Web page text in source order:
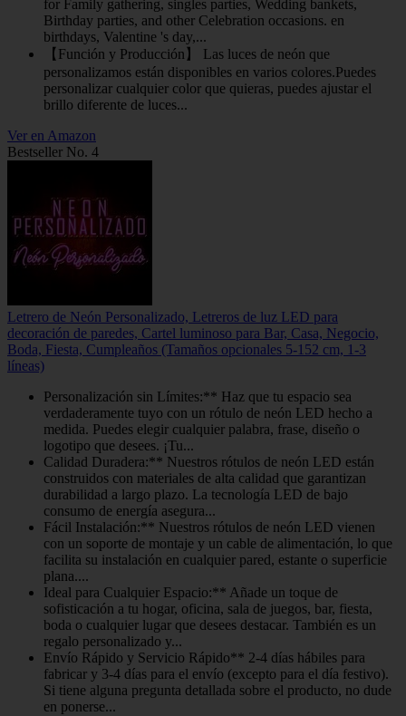
for Family gathering, singles parties, Wedding bankets,
Birthday parties, and other Celebration occasions. en
birthdays, Valentine 's day,...
【Función y Producción】 Las luces de neón que
personalizamos están disponibles en varios colores.Puedes
personalizar cualquier color que quieras, puedes ajustar el
brillo diferente de luces...
Ver en Amazon
Bestseller No. 4
Letrero de Neón Personalizado, Letreros de luz LED para
decoración de paredes, Cartel luminoso para Bar, Casa, Negocio,
Boda, Fiesta, Cumpleaños (Tamaños opcionales 5-152 cm, 1-3
líneas)
Personalización sin Límites:** Haz que tu espacio sea
verdaderamente tuyo con un rótulo de neón LED hecho a
medida. Puedes elegir cualquier palabra, frase, diseño o
logotipo que desees. ¡Tu...
Calidad Duradera:** Nuestros rótulos de neón LED están
construidos con materiales de alta calidad que garantizan
durabilidad a largo plazo. La tecnología LED de bajo
consumo de energía asegura...
Fácil Instalación:** Nuestros rótulos de neón LED vienen
con un soporte de montaje y un cable de alimentación, lo que
facilita su instalación en cualquier pared, estante o superficie
plana....
Ideal para Cualquier Espacio:** Añade un toque de
sofisticación a tu hogar, oficina, sala de juegos, bar, fiesta,
boda o cualquier lugar que desees destacar. También es un
regalo personalizado y...
Envío Rápido y Servicio Rápido** 2-4 días hábiles para
fabricar y 3-4 días para el envío (excepto para el día festivo).
Si tiene alguna pregunta detallada sobre el producto, no dude
en ponerse...